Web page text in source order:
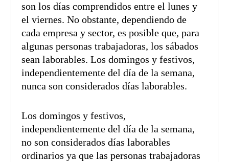
son los días comprendidos entre el lunes y
el viernes. No obstante, dependiendo de
cada empresa y sector, es posible que, para
algunas personas trabajadoras, los sábados
sean laborables. Los domingos y festivos,
independientemente del día de la semana,
nunca son considerados días laborables.
Los domingos y festivos,
independientemente del día de la semana,
no son considerados días laborables
ordinarios ya que las personas trabajadoras